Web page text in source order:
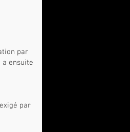
par
ensuite
par